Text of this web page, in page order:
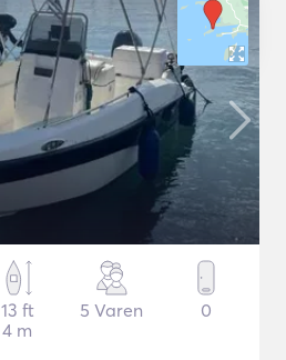
13 ft
4 m
5 Varen 0